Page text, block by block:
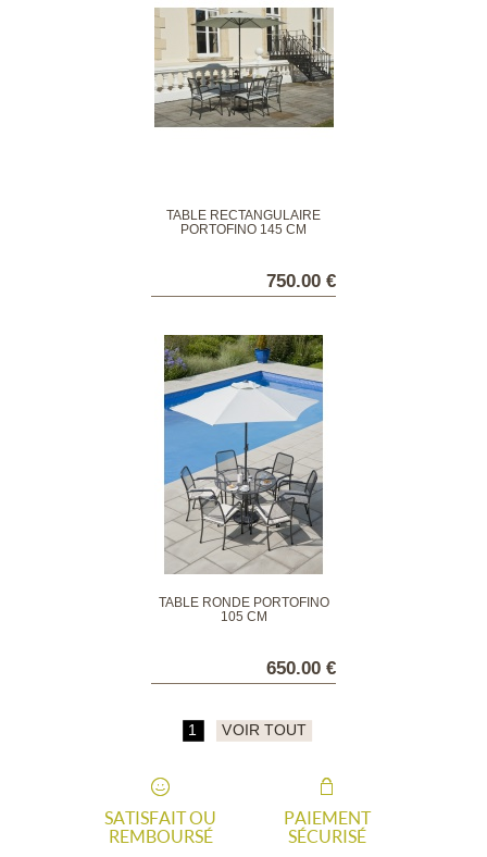
TABLE RECTANGULAIRE
PORTOFINO 145 CM
750.00 €
TABLE RONDE PORTOFINO
105 CM
650.00 €
1 VOIR TOUT
SATISFAIT OU
REMBOURSÉ
PAIEMENT
SÉCURISÉ